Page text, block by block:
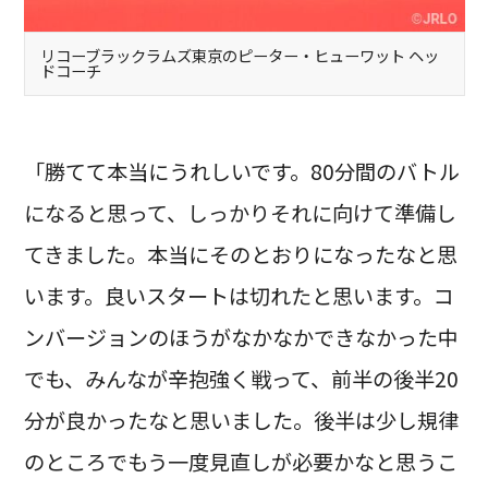
リコーブラックラムズ東京のピーター・ヒューワット ヘッ
ドコーチ
「勝てて本当にうれしいです。80分間のバトル
になると思って、しっかりそれに向けて準備し
てきました。本当にそのとおりになったなと思
います。良いスタートは切れたと思います。コ
ンバージョンのほうがなかなかできなかった中
でも、みんなが辛抱強く戦って、前半の後半20
分が良かったなと思いました。後半は少し規律
のところでもう一度見直しが必要かなと思うこ